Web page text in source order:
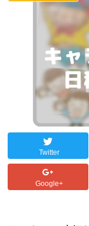
Twitter
Google+